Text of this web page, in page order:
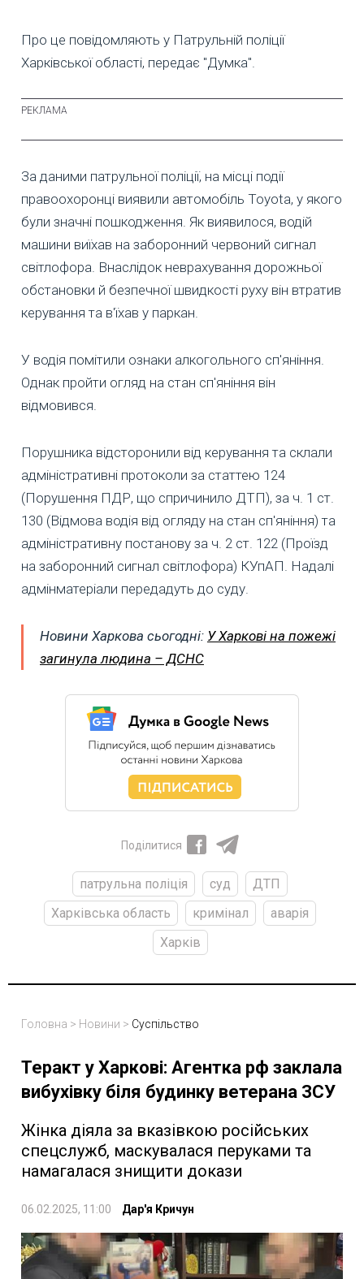
Про це повідомляють у Патрульній поліції
Харківської області, передає "Думка".
За даними патрульної поліції, на місці події
правоохоронці виявили автомобіль Toyota, у якого
були значні пошкодження. Як виявилося, водій
машини виїхав на заборонний червоний сигнал
світлофора. Внаслідок неврахування дорожньої
обстановки й безпечної швидкості руху він втратив
керування та в'їхав у паркан.
У водія помітили ознаки алкогольного сп'яніння.
Однак пройти огляд на стан сп'яніння він
відмовився.
Порушника відсторонили від керування та склали
адміністративні протоколи за статтею 124
(Порушення ПДР, що спричинило ДТП), за ч. 1 ст.
130 (Відмова водія від огляду на стан сп'яніння) та
адміністративну постанову за ч. 2 ст. 122 (Проїзд
на заборонний сигнал світлофора) КУпАП. Надалі
адмінматеріали передадуть до суду.
Новини Харкова сьогодні: У Харкові на пожежі
загинула людина – ДСНС
Поділитися
патрульна поліція суд
ДТП
Харківська область
кримінал
аварія
Харків
Головна > Новини > Суспільство
Теракт у Харкові: Агентка рф заклала
вибухівку біля будинку ветерана ЗСУ
Жінка діяла за вказівкою російських
спецслужб, маскувалася перуками та
намагалася знищити докази
06.02.2025, 11:00 Дар'я Кричун